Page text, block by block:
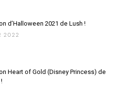
d’Halloween 2021 de Lush !
2022
Heart of Gold (Disney Princess) de